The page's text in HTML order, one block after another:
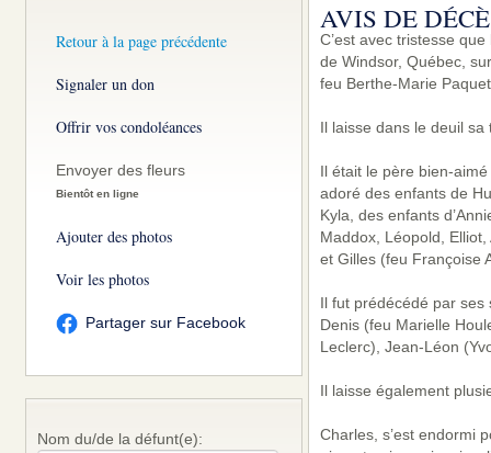
Retour à la page précédente
Signaler un don
Offrir vos condoléances
Envoyer des fleurs
Bientôt en ligne
Ajouter des photos
Voir les photos
Partager sur Facebook
Nom du/de la défunt(e):
AVIS DE
C’est avec tristesse
de Windsor, Québec,
feu Berthe-Marie
Il laisse dans le deuil
Il était le père bien-
adoré des enfants de
Kyla, des enfants
Maddox, Léopold,
et Gilles (feu Françoise
Il fut prédécédé par
Denis (feu Marielle
Leclerc), Jean-Léon
Il laisse également
Charles, s’est endormi